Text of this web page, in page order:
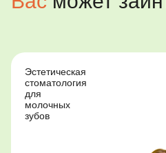
Эстетическая
стоматология
для
молочных
зубов